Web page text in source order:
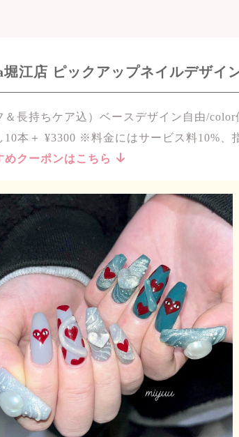
堀江店 ピックアップネイルデザイ
＆長持ちケア込）ベースデザイン自由/
10本＋ ¥3300 ※料金にはサービス料10%、
めクーポンはこちら